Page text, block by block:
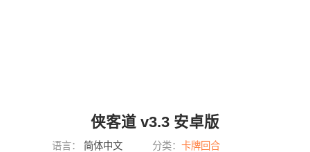
侠客道 v3.3 安卓版
语言： 简体中文 分类： 卡牌回合